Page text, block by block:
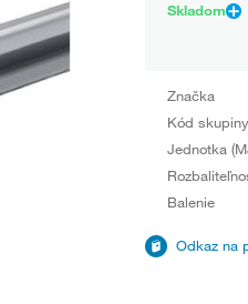
Skladom
Značka
Kód skupiny
Jednotka
Balenie
Odkaz na